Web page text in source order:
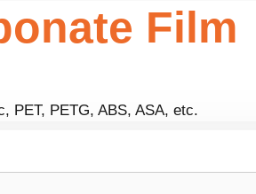
Film
PET, PETG, ABS, ASA, etc.